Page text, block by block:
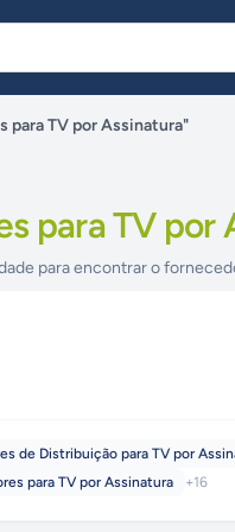
para TV por Assinatura"
para TV por
para encontrar o
de Distribuição para TV por
para TV por Assinatura +16